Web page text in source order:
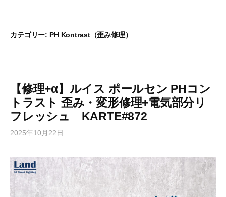
カテゴリー: PH Kontrast（歪み修理）
【修理+α】ルイス ポールセン PHコン
トラスト 歪み・変形修理+電気部分リ
フレッシュ KARTE#872
2025年10月22日